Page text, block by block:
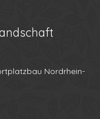
Nordrhein-